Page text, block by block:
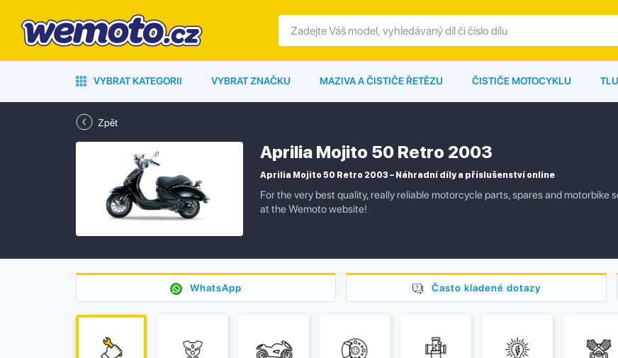
VYBRAT KATEGORII VYBRAT ZNAČKU MAZIVA A ČISTIČE ŘETĚZU ČISTIČE MOTOCYKLU
Zpět
Aprilia Mojito 50 Retro 2003
Aprilia Mojito 50 Retro 2003 – Náhradní díly a příslušenství online
For the very best quality, really reliable motorcycle parts, spares and
at the Wemoto website!
WhatsApp Často kladené dotazy